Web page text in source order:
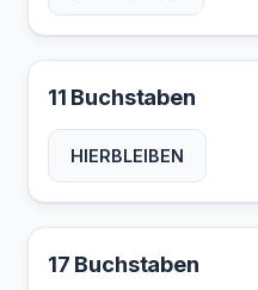
11 Buchstaben
HIERBLEIBEN
17 Buchstaben